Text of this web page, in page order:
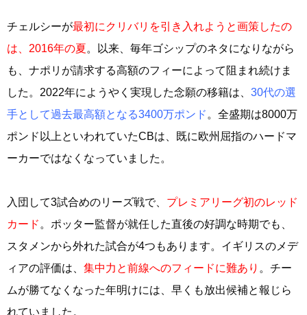
チェルシーが最初にクリバリを引き入れようと画策したの
は、2016年の夏。以来、毎年ゴシップのネタになりながら
も、ナポリが請求する高額のフィーによって阻まれ続けま
した。2022年にようやく実現した念願の移籍は、 30代の選
手として過去最高額となる3400万ポンド 。全盛期は8000万
ポンド以上といわれていたCBは、既に欧州屈指のハードマ
ーカーではなくなっていました。
入団して3試合めのリーズ戦で、 プレミアリーグ初のレッド
カード 。ポッター監督が就任した直後の好調な時期でも、
スタメンから外れた試合が4つもあります。イギリスのメデ
ィアの評価は、 集中力と前線へのフィードに難あり 。チー
ムが勝てなくなった年明けには、早くも放出候補と報じら
れていました。